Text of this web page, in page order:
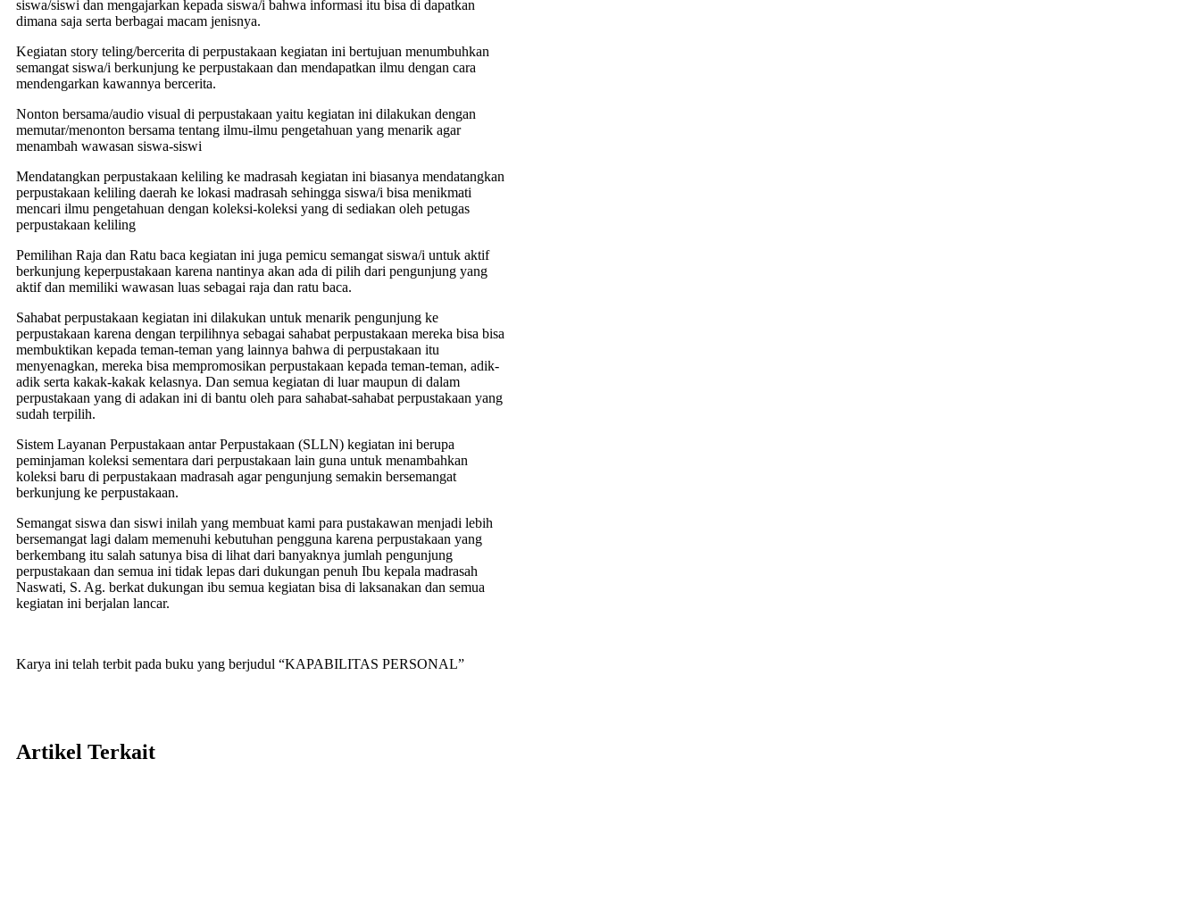
siswa/siswi dan mengajarkan kepada siswa/i bahwa informasi itu bisa di dapatkan
dimana saja serta berbagai macam jenisnya.
Kegiatan story teling/bercerita di perpustakaan kegiatan ini bertujuan menumbuhkan
semangat siswa/i berkunjung ke perpustakaan dan mendapatkan ilmu dengan cara
mendengarkan kawannya bercerita.
Nonton bersama/audio visual di perpustakaan yaitu kegiatan ini dilakukan dengan
memutar/menonton bersama tentang ilmu-ilmu pengetahuan yang menarik agar
menambah wawasan siswa-siswi
Mendatangkan perpustakaan keliling ke madrasah kegiatan ini biasanya mendatangkan
perpustakaan keliling daerah ke lokasi madrasah sehingga siswa/i bisa menikmati
mencari ilmu pengetahuan dengan koleksi-koleksi yang di sediakan oleh petugas
perpustakaan keliling
Pemilihan Raja dan Ratu baca kegiatan ini juga pemicu semangat siswa/i untuk aktif
berkunjung keperpustakaan karena nantinya akan ada di pilih dari pengunjung yang
aktif dan memiliki wawasan luas sebagai raja dan ratu baca.
Sahabat perpustakaan kegiatan ini dilakukan untuk menarik pengunjung ke
perpustakaan karena dengan terpilihnya sebagai sahabat perpustakaan mereka bisa bisa
membuktikan kepada teman-teman yang lainnya bahwa di perpustakaan itu
menyenagkan, mereka bisa mempromosikan perpustakaan kepada teman-teman, adik-
adik serta kakak-kakak kelasnya. Dan semua kegiatan di luar maupun di dalam
perpustakaan yang di adakan ini di bantu oleh para sahabat-sahabat perpustakaan yang
sudah terpilih.
Sistem Layanan Perpustakaan antar Perpustakaan (SLLN) kegiatan ini berupa
peminjaman koleksi sementara dari perpustakaan lain guna untuk menambahkan
koleksi baru di perpustakaan madrasah agar pengunjung semakin bersemangat
berkunjung ke perpustakaan.
Semangat siswa dan siswi inilah yang membuat kami para pustakawan menjadi lebih
bersemangat lagi dalam memenuhi kebutuhan pengguna karena perpustakaan yang
berkembang itu salah satunya bisa di lihat dari banyaknya jumlah pengunjung
perpustakaan dan semua ini tidak lepas dari dukungan penuh Ibu kepala madrasah
Naswati, S. Ag. berkat dukungan ibu semua kegiatan bisa di laksanakan dan semua
kegiatan ini berjalan lancar.
Karya ini telah terbit pada buku yang berjudul “KAPABILITAS PERSONAL”
Artikel Terkait